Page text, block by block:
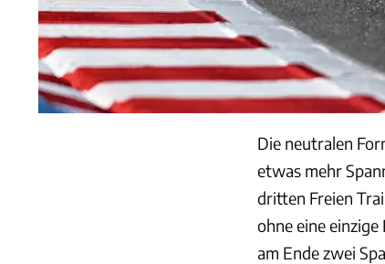
Die neutralen
etwas mehr
dritten Freien
ohne eine
am Ende zwei